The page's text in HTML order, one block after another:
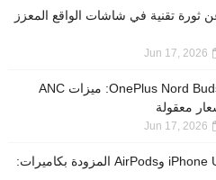
تقنية في شاشات الواقع المعزز
Jun 17, 2026
إطلاق سماعات OnePlus Nord Buds 4: ميزات ANC
Jun 17, 2026
موعد إطلاق iPhone Ultra 2 وAirPods المزودة بكاميرات: